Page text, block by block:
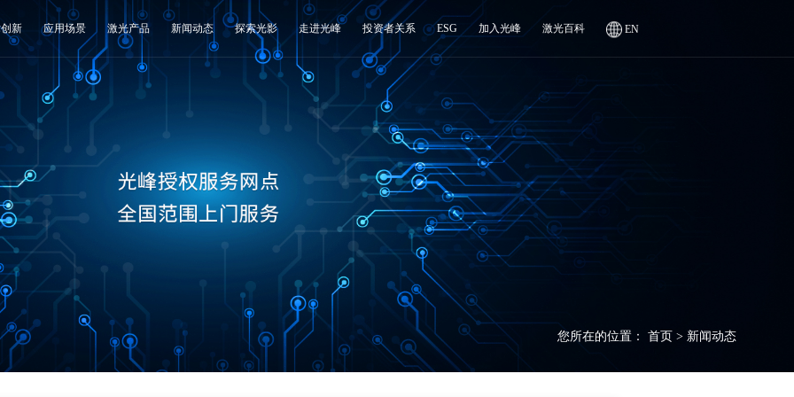
新 应用场景 激光产品 新闻动态 探索光影 走进光峰 投资者关系 ESG 加入光峰 激光百科 EN
您所在的位置： 首页 > 新闻动态